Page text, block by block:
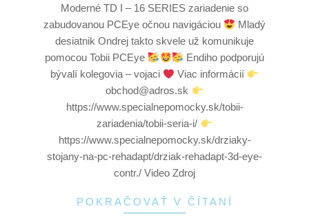
Moderné TD I – 16 SERIES zariadenie so
zabudovanou PCEye očnou navigáciou
Mladý
desiatnik Ondrej takto skvele už komunikuje
pomocou Tobii PCEye
Endiho podporujú
bývalí kolegovia – vojaci
Viac informácií
obchod@adros.sk
https://www.specialnepomocky.sk/tobii-
zariadenia/tobii-seria-i/
https://www.specialnepomocky.sk/drziaky-
stojany-na-pc-rehadapt/drziak-rehadapt-3d-eye-
contr./ Video Zdroj
POKRAČOVAŤ V ČÍTANÍ